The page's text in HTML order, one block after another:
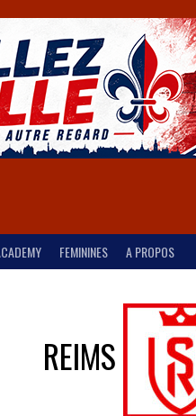
FEMININES A PROPOS
REIMS